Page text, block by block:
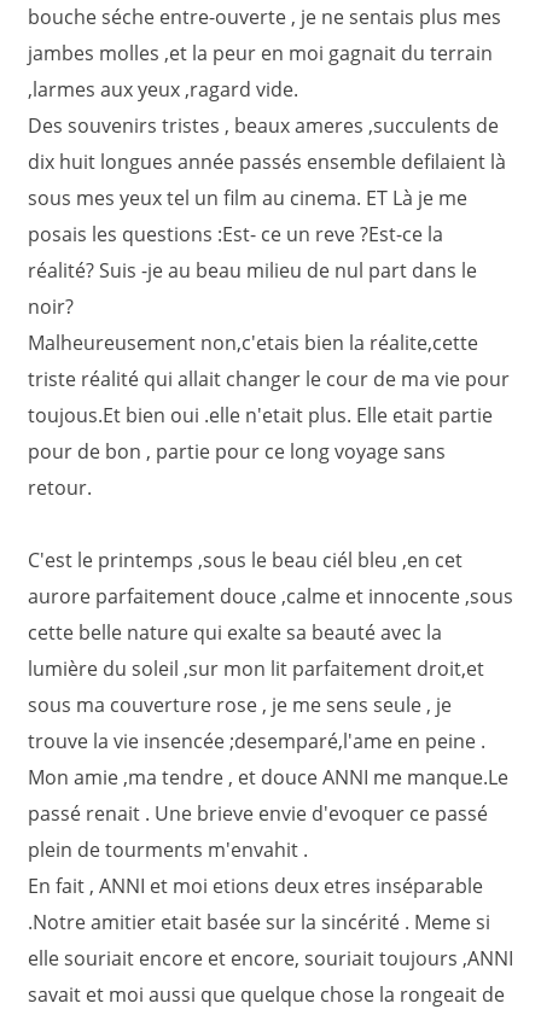
bouche séche entre-ouverte , je ne sentais plus mes
jambes molles ,et la peur en moi gagnait du terrain
,larmes aux yeux ,ragard vide.
Des souvenirs tristes , beaux ameres ,succulents de
dix huit longues année passés ensemble defilaient là
sous mes yeux tel un film au cinema. ET Là je me
posais les questions :Est- ce un reve ?Est-ce la
réalité? Suis -je au beau milieu de nul part dans le
noir?
Malheureusement non,c'etais bien la réalite,cette
triste réalité qui allait changer le cour de ma vie pour
toujous.Et bien oui .elle n'etait plus. Elle etait partie
pour de bon , partie pour ce long voyage sans
retour.
C'est le printemps ,sous le beau ciél bleu ,en cet
aurore parfaitement douce ,calme et innocente ,sous
cette belle nature qui exalte sa beauté avec la
lumière du soleil ,sur mon lit parfaitement droit,et
sous ma couverture rose , je me sens seule , je
trouve la vie insencée ;desemparé,l'ame en peine .
Mon amie ,ma tendre , et douce ANNI me manque.Le
passé renait . Une brieve envie d'evoquer ce passé
plein de tourments m'envahit .
En fait , ANNI et moi etions deux etres inséparable
.Notre amitier etait basée sur la sincérité . Meme si
elle souriait encore et encore, souriait toujours ,ANNI
savait et moi aussi que quelque chose la rongeait de